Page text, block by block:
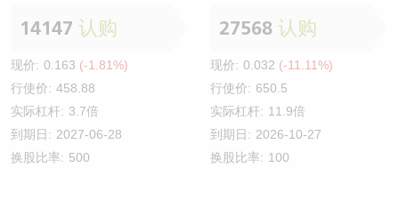
14147 认购
现价: 0.163 (-1.81%)
行使价: 458.88
实际杠杆: 3.7倍
到期日: 2027-06-28
换股比率: 500
27568 认购
现价: 0.032 (-11.11%)
行使价: 650.5
实际杠杆: 11.9倍
到期日: 2026-10-27
换股比率: 100